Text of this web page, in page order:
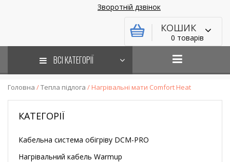
Зворотній дзвінок
КОШИК
0 товарів
ВСІ КАТЕГОРІЇ
Головна /Тепла підлога / Нагрівальні мати Comfort Heat
КАТЕГОРІЇ
Кабельна система обігріву DCM-PRO
Нагрівальний кабель Warmup